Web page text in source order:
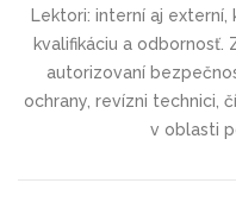
Lektori: interní aj externí,
kvalifikáciu a odbornosť.
autorizovaní
ochrany, revízni technici,
v oblasti